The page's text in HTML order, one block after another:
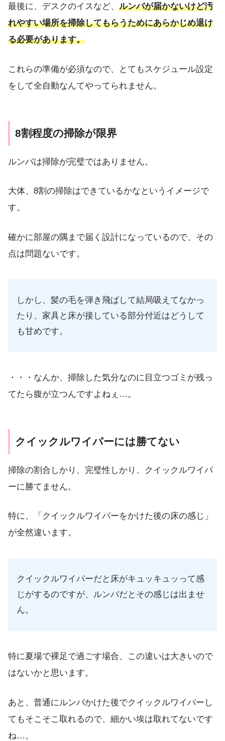
最後に、デスクのイスなど、 ルンバが届かないけど汚
れやすい場所を掃除してもらうためにあらかじめ退け
る必要があります。
これらの準備が必須なので、とてもスケジュール設定
をして全自動なんてやってられません。
8割程度の掃除が限界
ルンバは掃除が完璧ではありません。
大体、8割の掃除はできているかなというイメージで
す。
確かに部屋の隅まで届く設計になっているので、その
点は問題ないです。
しかし、髪の毛を弾き飛ばして結局吸えてなかっ
たり、家具と床が接している部分付近はどうして
も甘めです。
・・・なんか、掃除した気分なのに目立つゴミが残っ
てたら腹が立つんですよねぇ…。
クイックルワイパーには勝てない
掃除の割合しかり、完璧性しかり、クイックルワイパ
ーに勝てません。
特に、「クイックルワイパーをかけた後の床の感じ」
が全然違います。
クイックルワイパーだと床がキュッキュッって感
じがするのですが、ルンバだとその感じは出ませ
ん。
特に夏場で裸足で過ごす場合、この違いは大きいので
はないかと思います。
あと、普通にルンバかけた後でクイックルワイパーし
てもそこそこ取れるので、細かい埃は取れてないです
ね…。